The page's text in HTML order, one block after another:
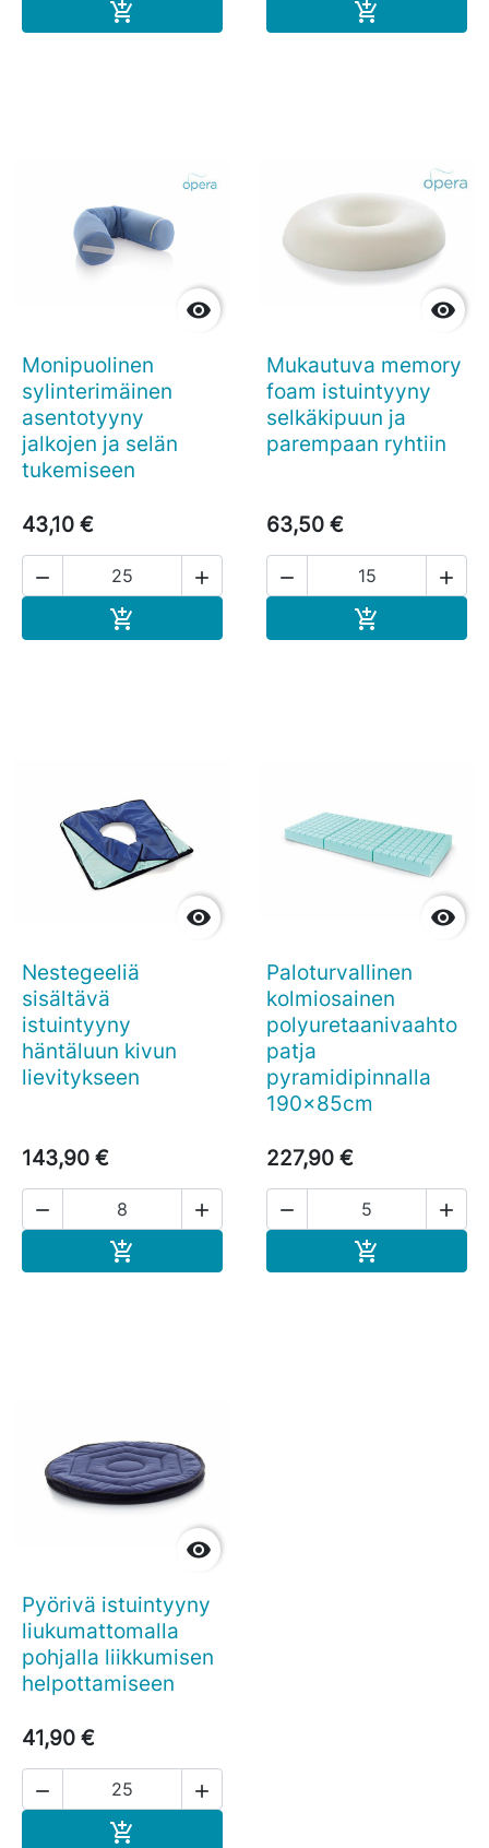
 

Monipuolinen
sylinterimäinen
asentotyyny
jalkojen ja selän
tukemiseen
43,10 €
 


Mukautuva memory
foam istuintyyny
selkäkipuun ja
parempaan ryhtiin
63,50 €
 


Nestegeeliä
sisältävä
istuintyyny
häntäluun kivun
lievitykseen
143,90 €
 


Paloturvallinen
kolmiosainen
polyuretaanivaahto
patja
pyramidipinnalla
190x85cm
227,90 €
 


Pyörivä istuintyyny
liukumattomalla
pohjalla liikkumisen
helpottamiseen
41,90 €
 
